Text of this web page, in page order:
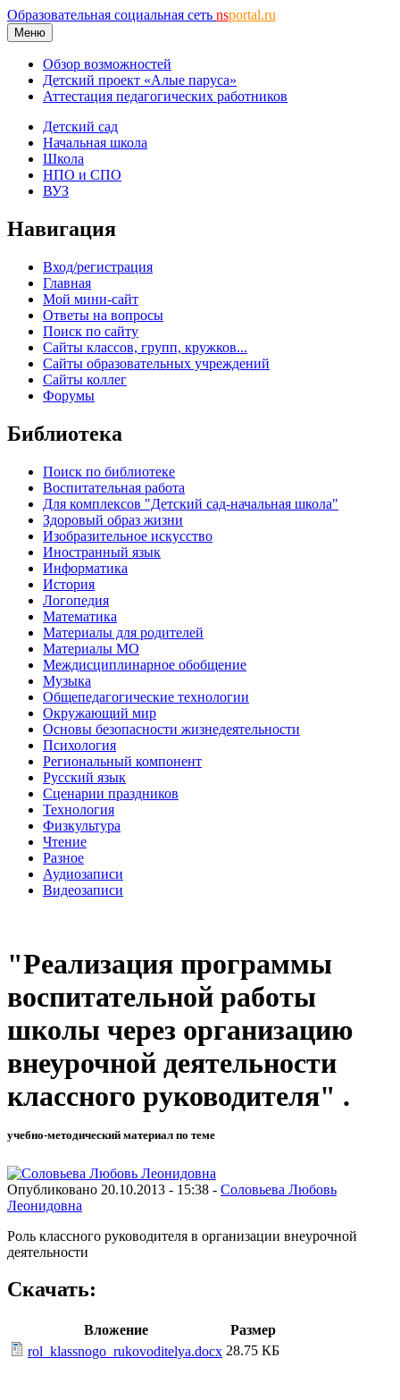
Образовательная социальная сеть nsportal.ru
Меню
Обзор возможностей
Детский проект «Алые паруса»
Аттестация педагогических работников
Детский сад
Начальная школа
Школа
НПО и СПО
ВУЗ
Навигация
Вход/регистрация
Главная
Мой мини-сайт
Ответы на вопросы
Поиск по сайту
Сайты классов, групп, кружков...
Сайты образовательных учреждений
Сайты коллег
Форумы
Библиотека
Поиск по библиотеке
Воспитательная работа
Для комплексов "Детский сад-начальная школа"
Здоровый образ жизни
Изобразительное искусство
Иностранный язык
Информатика
История
Логопедия
Математика
Материалы для родителей
Материалы МО
Междисциплинарное обобщение
Музыка
Общепедагогические технологии
Окружающий мир
Основы безопасности жизнедеятельности
Психология
Региональный компонент
Русский язык
Сценарии праздников
Технология
Физкультура
Чтение
Разное
Аудиозаписи
Видеозаписи
"Реализация программы
воспитательной работы
школы через организацию
внеурочной деятельности
классного руководителя" .
учебно-методический материал по теме
Опубликовано 20.10.2013 - 15:38 - Соловьева Любовь
Леонидовна
Роль классного руководителя в организации внеурочной
деятельности
Скачать:
Вложение
Размер
rol_klassnogo_rukovoditelya.docx 28.75 КБ